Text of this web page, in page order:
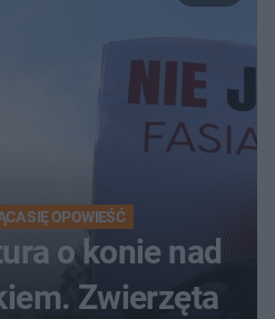
SIĘ OPOWIEŚĆ
o konie nad
Zwierzęta